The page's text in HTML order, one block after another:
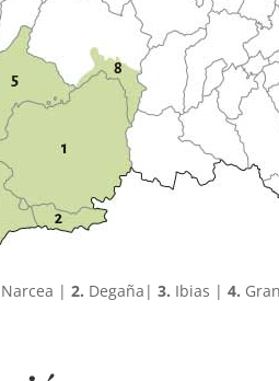
| 2. Degaña| 3. Ibias | 4.